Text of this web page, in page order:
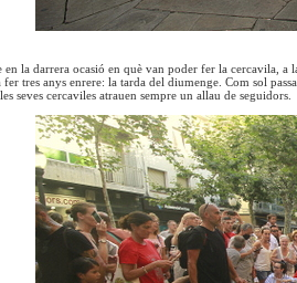
en la darrera ocasió en què van poder fer la cercavila,
fer tres anys enrere: la tarda del diumenge. Com sol
seves cercaviles atrauen sempre un allau de seguidors.